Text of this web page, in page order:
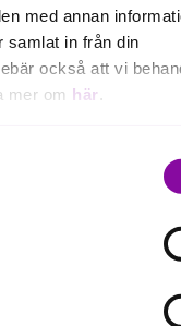
med annan
samlat in från din
också att vi
mer om här .
att ske, förutom för
fungera se mer